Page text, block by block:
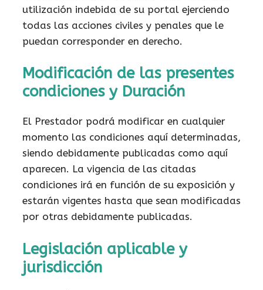
utilización indebida de su portal ejerciendo
todas las acciones civiles y penales que le
puedan corresponder en derecho.
Modificación de las presentes
condiciones y Duración
El Prestador podrá modificar en cualquier
momento las condiciones aquí determinadas,
siendo debidamente publicadas como aquí
aparecen. La vigencia de las citadas
condiciones irá en función de su exposición y
estarán vigentes hasta que sean modificadas
por otras debidamente publicadas.
Legislación aplicable y
jurisdicción